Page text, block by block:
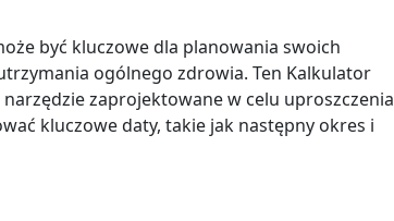
być kluczowe dla planowania swoich
ogólnego zdrowia. Ten Kalkulator
zaprojektowane w celu uproszczenia
kluczowe daty, takie jak następny okres i